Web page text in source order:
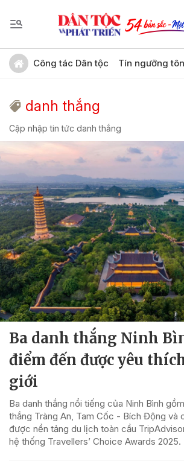
Công tác Dân tộc Tín ngưỡng
danh thắng
Cập nhập tin tức danh thắng
Ba danh thắng Ninh
điểm đến được yêu
giới
Ba danh thắng nổi tiếng của Ninh Bình
thắng Tràng An, Tam Cốc - Bích Động và
được nền tảng du lịch toàn cầu
hệ thống Travellers’ Choice Awards 2025.